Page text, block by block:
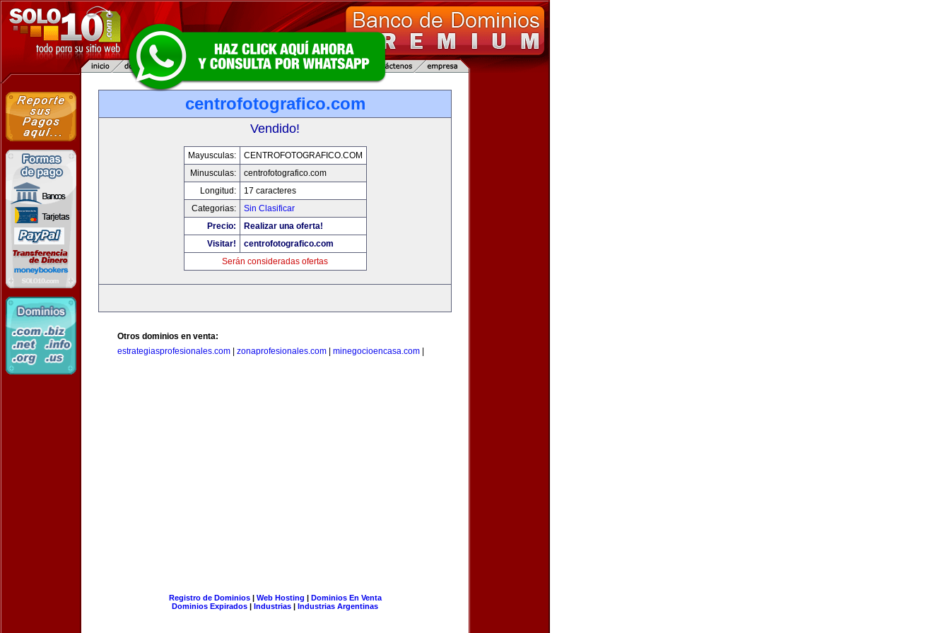
centrofotografico.com
Vendido!
Mayusculas:
CENTROFOTOGRAFICO.COM
Minusculas:
centrofotografico.com
Longitud:
17 caracteres
Categorias:
Sin Clasificar
Precio:
Realizar una oferta!
Visitar!
centrofotografico.com
Serán consideradas ofertas
Otros dominios en venta:
estrategiasprofesionales.com
zonaprofesionales.com minegocioencasa.com
Registro de Dominios| Web Hosting | Dominios En Venta
Dominios Expirados | Industrias | Industrias Argentinas